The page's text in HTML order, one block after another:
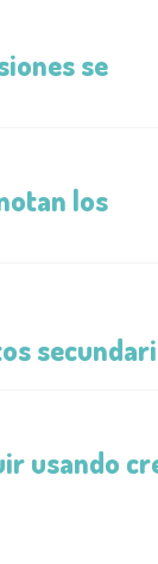
se
los
usando